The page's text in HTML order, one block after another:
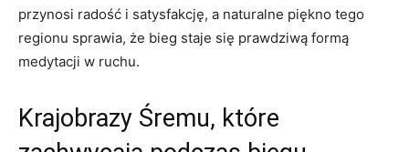
przynosi radość i satysfakcję, a ​naturalne ‌piękno tego⁤
regionu‍ sprawia, że bieg staje się prawdziwą formą ​
medytacji w ruchu.
Krajobrazy ‍Śremu, które‍